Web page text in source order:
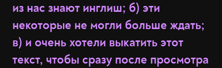
из нас знают инглиш; б) эти
некоторые не могли больше ждать;
в) и очень хотели выкатить этот
текст, чтобы сразу после просмотра